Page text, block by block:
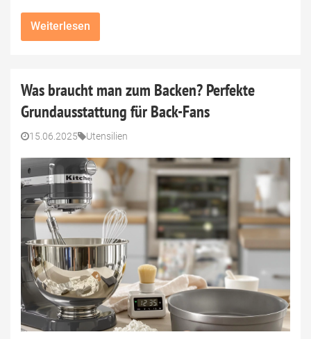
Weiterlesen
Was braucht man zum Backen? Perfekte
Grundausstattung für Back-Fans
15.06.2025 Utensilien